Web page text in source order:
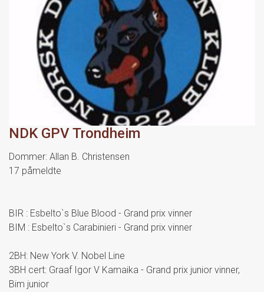
NDK GPV Trondheim
Dommer: Allan B. Christensen
17 påmeldte
BIR : Esbelto`s Blue Blood - Grand prix vinner
BIM : Esbelto`s Carabinieri - Grand prix vinner
2BH: New York V. Nobel Line
3BH cert: Graaf Igor V Kamaika - Grand prix junior vinner,
Bim junior